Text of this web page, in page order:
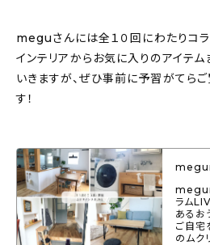
meguさんには全１０回にわたりコラ
インテリアからお気に入りのアイテ
いきますが、ぜひ事前に予習がてら
す！
ラム
ある
ご自宅
のムク